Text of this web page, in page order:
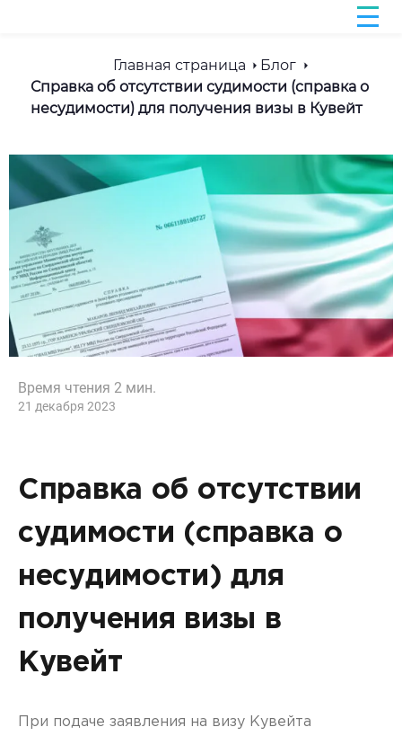
Главная страница
Блог
Справка об отсутствии судимости (справка о
несудимости) для получения визы в Кувейт
Время чтения 2 мин.
21 декабря 2023
Справка об отсутствии
судимости (справка о
несудимости) для
получения визы в
Кувейт
При подаче заявления на визу Кувейта